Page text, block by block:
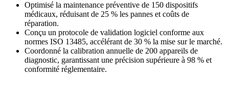
Optimisé la maintenance préventive de 150 dispositifs
médicaux, réduisant de 25 % les pannes et coûts de
réparation.
Conçu un protocole de validation logiciel conforme aux
normes ISO 13485, accélérant de 30 % la mise sur le marché.
Coordonné la calibration annuelle de 200 appareils de
diagnostic, garantissant une précision supérieure à 98 % et
conformité réglementaire.